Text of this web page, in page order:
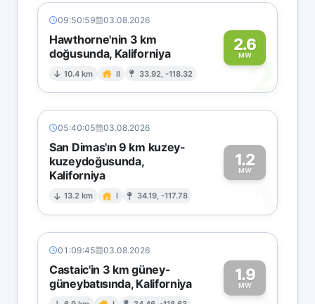
09:50:59 03.08.2026
Hawthorne'nin 3 km
doğusunda, Kaliforniya
10.4 km II 33.92, -118.32
2.6
MW2
05:40:05 03.08.2026
San Dimas'ın 9 km kuzey-
kuzeydoğusunda,
Kaliforniya
13.2 km I 34.19, -117.78
1.2
MW
1
01:09:45 03.08.2026
Castaic'in 3 km güney-
güneybatısında, Kaliforniya
1.9
MW